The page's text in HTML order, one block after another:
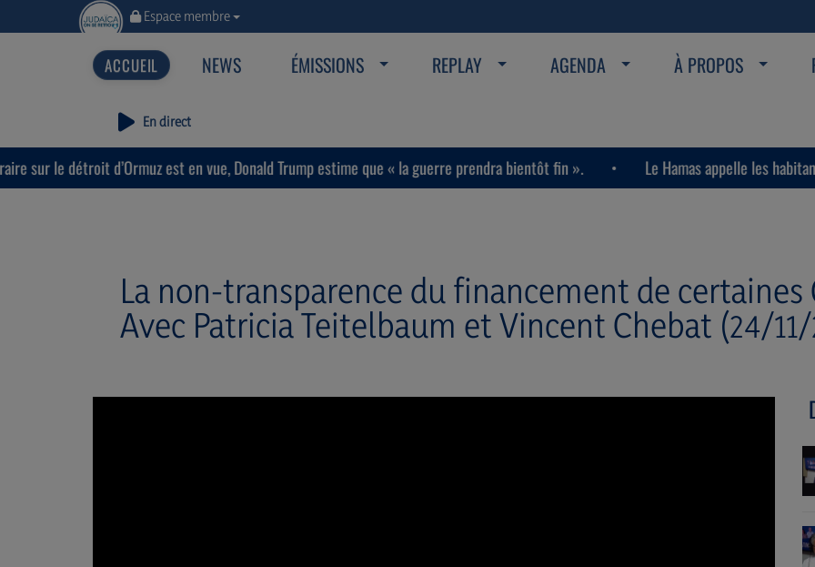
Espace membre
NEWS ÉMISSIONS REPLAY AGENDA À PROPOS
En direct
d’Ormuz est en vue, Donald Trump estime que « la guerre prendra bientôt fin ». Le Hamas appelle les habitants de la
La non-transparence du financement de certaines
Avec Patricia Teitelbaum et Vincent Chebat (24/11/